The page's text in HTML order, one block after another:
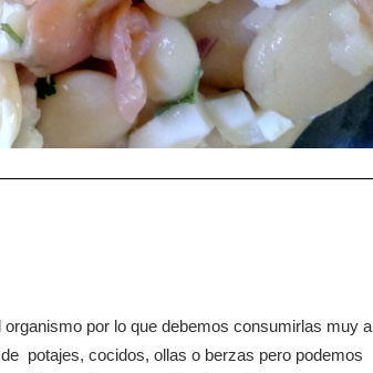
por lo que debemos consumirlas muy a
potajes, cocidos, ollas o berzas pero podemos